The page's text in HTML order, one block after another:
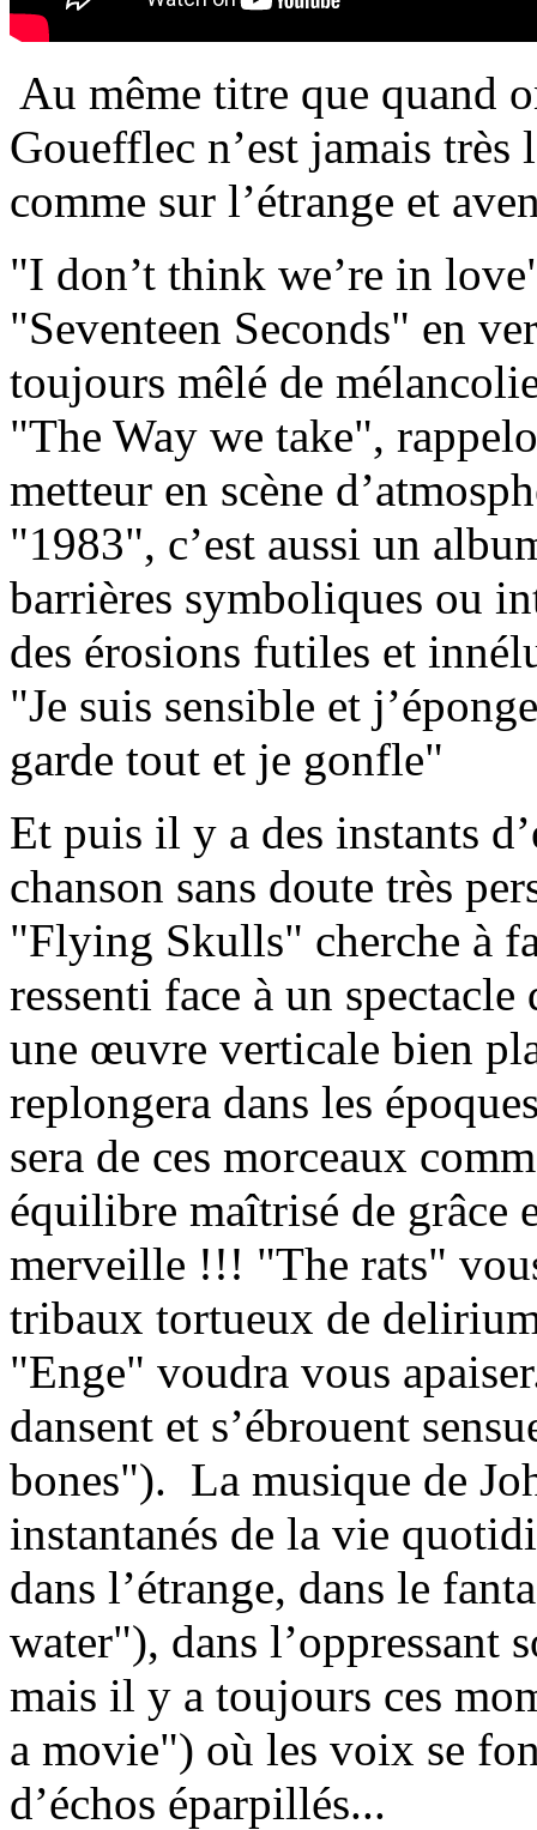
Au même titre que quand
Gouefflec n’est jamais
comme sur l’étrange et
"I don’t think we’re in
"Seventeen Seconds" en
toujours mêlé de
"The Way we take",
metteur en scène
"1983", c’est aussi un
barrières symboliques ou
des érosions futiles et
"Je suis sensible et
garde tout et je gonfle"
Et puis il y a des instants
chanson sans doute très
"Flying Skulls" cherche à
ressenti face à un
une œuvre verticale bien
replongera dans les
sera de ces morceaux
équilibre maîtrisé de grâce
merveille !!! "The rats"
tribaux tortueux de
"Enge" voudra vous
dansent et s’ébrouent
bones"). La musique de
instantanés de la vie
dans l’étrange, dans le
water"), dans
mais il y a toujours ces
a movie") où les voix se
d’échos éparpillés...